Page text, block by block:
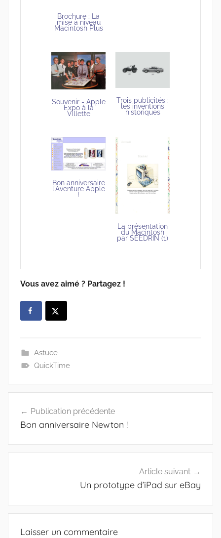
Brochure : La
mise à niveau
Macintosh Plus
Souvenir - Apple
Expo à la
Villette
Trois publicités :
les inventions
historiques
Bon anniversaire
l'Aventure Apple
!
La présentation
du Macintosh
par SEEDRIN (1)
Vous avez aimé ? Partagez !
Astuce
QuickTime
de
Publication précédente
Bon anniversaire Newton !
Article suivant
Un prototype d’iPad sur eBay
Laisser un commentaire